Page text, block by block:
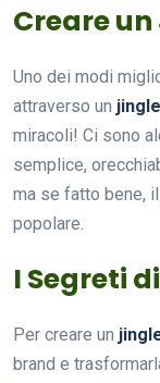
Creare
Uno dei modi
attraverso un
miracoli! Ci sono
semplice,
ma se fatto bene,
popolare.
I Segreti
Per creare un
brand e